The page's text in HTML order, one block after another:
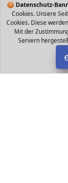
🍪 Datenschutz-
Cookies. Unsere
Cookies. Diese
Mit der
Servern